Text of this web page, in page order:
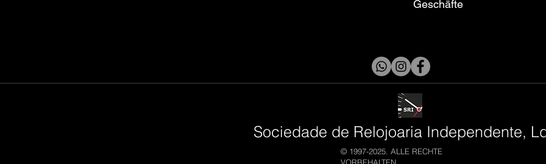
Geschäfte
Sociedade de Relojoaria Independente,
© 1997-2025. ALLE RECHTE
VORBEHALTEN.